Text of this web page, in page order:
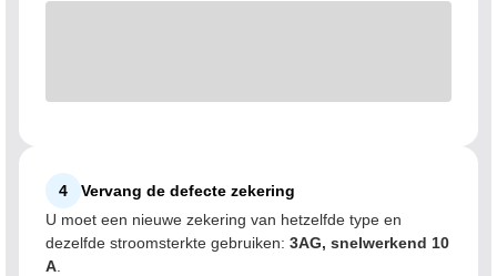
4
Vervang de defecte zekering
U moet een nieuwe zekering van hetzelfde type en
dezelfde stroomsterkte gebruiken: 3AG, snelwerkend 10
A.